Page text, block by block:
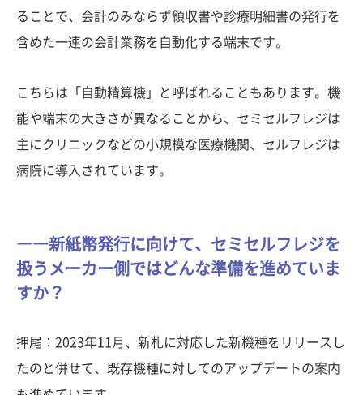
ることで、会計のみならず領収書や診療明細書の発行を
含めた一連の会計業務を自動化する端末です。
こちらは「自動精算機」と呼ばれることもあります。機
能や端末の大きさが異なることから、セミセルフレジは
主にクリニックなどの小規模な医療機関、セルフレジは
病院に導入されています。
――新紙幣発行に向けて、セミセルフレジを
扱うメーカー側ではどんな準備を進めていま
すか？
押尾：2023年11月、新札に対応した新機種をリリースし
たのと併せて、既存機種に対してのアップデートの案内